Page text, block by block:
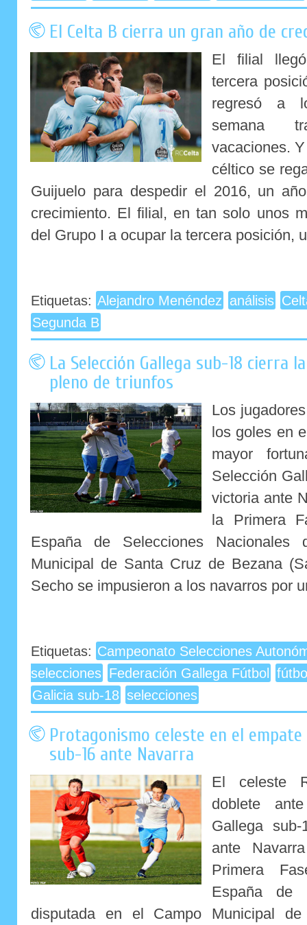
El Celta B cierra un gran año de
El filial
tercera
regresó a
semana
vacaciones.
céltico se
Guijuelo para despedir el 2016, un
crecimiento. El filial, en tan solo unos
del Grupo I a ocupar la tercera posición,
Etiquetas: Alejandro Menéndez análisis
Segunda B
La Selección Gallega sub-18 cierra
pleno de triunfos
Los
los goles en
mayor
Selección
victoria ante
la Primera
España de Selecciones Nacionales
Municipal de Santa Cruz de Bezana
Secho se impusieron a los navarros por
Etiquetas: Campeonato Selecciones
selecciones Federación Gallega Fútbol
Galicia sub-18 selecciones
Protagonismo celeste en el empate
sub-16 ante Navarra
El celeste
doblete
Gallega
ante
Primera
España de
disputada en el Campo Municipal